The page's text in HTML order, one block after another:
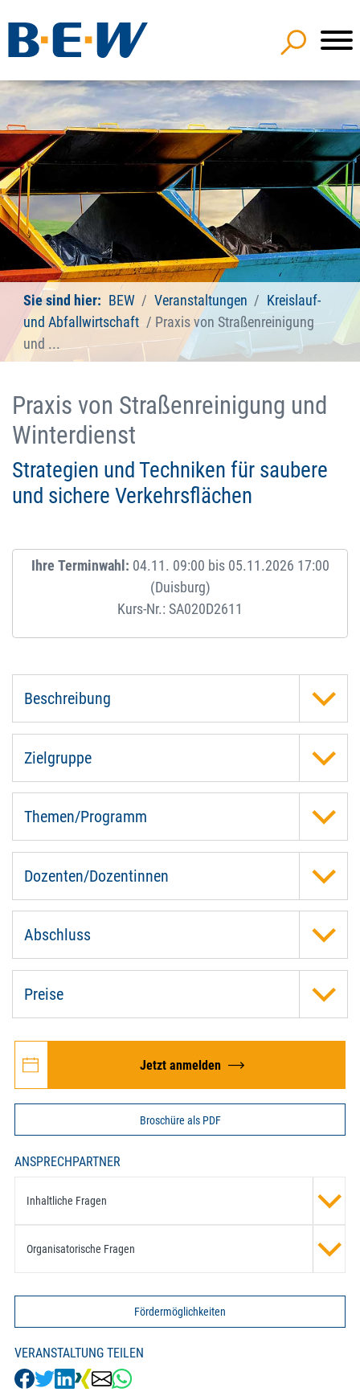
Sie sind hier: BEW Veranstaltungen
Kreislauf-
und Abfallwirtschaft
Praxis von Straßenreinigung
und ...
Praxis von Straßenreinigung und
Winterdienst
Strategien und Techniken für saubere
und sichere Verkehrsflächen
Ihre Terminwahl: 04.11. 09:00 bis 05.11.2026 17:00
(Duisburg)
Kurs-Nr.: SA020D2611
Beschreibung
Zielgruppe
Themen/Programm
Dozenten/Dozentinnen
Abschluss
Preise
Jetzt anmelden
Broschüre als PDF
ANSPRECHPARTNER
Inhaltliche Fragen
Organisatorische Fragen
Fördermöglichkeiten
VERANSTALTUNG TEILEN